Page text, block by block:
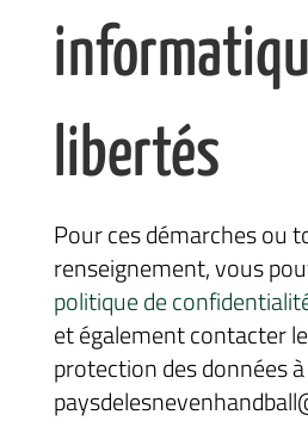
libertés
Pour ces démarches ou
renseignement, vous
politique de
et également contacter
protection des données à